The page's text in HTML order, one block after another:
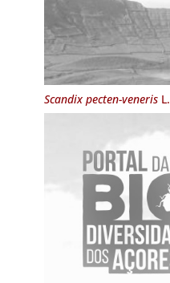
Scandix pecten-venerisL.